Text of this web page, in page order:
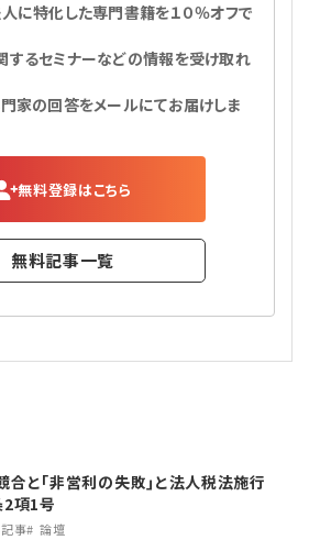
き方
め
答
に特化した専門書籍を１０％オフで
るセミナーなどの情報を受け取れ
家の回答をメールにてお届けしま
無料登録はこちら
無料記事一覧
合と｢非営利の失敗｣と法人税法施行
項1号
事 論壇